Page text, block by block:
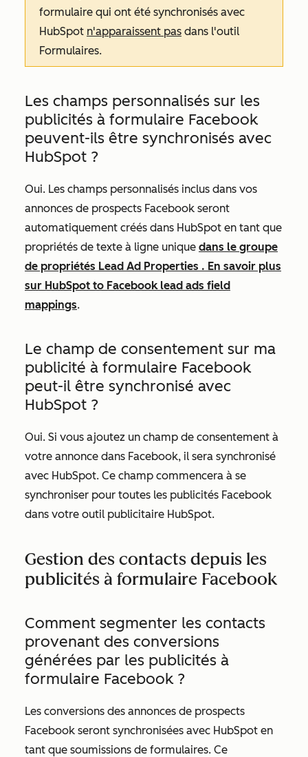
formulaire qui ont été synchronisés avec
HubSpot n'apparaissent pas dans l'outil
Formulaires.
Les champs personnalisés sur les
publicités à formulaire Facebook
peuvent-ils être synchronisés avec
HubSpot ?
Oui. Les champs personnalisés inclus dans vos
annonces de prospects Facebook seront
automatiquement créés dans HubSpot en tant que
propriétés de texte à ligne unique dans le groupe
de propriétés Lead Ad Properties . En savoir plus
sur HubSpot to Facebook lead ads field
mappings.
Le champ de consentement sur ma
publicité à formulaire Facebook
peut-il être synchronisé avec
HubSpot ?
Oui. Si vous ajoutez un champ de consentement à
votre annonce dans Facebook, il sera synchronisé
avec HubSpot. Ce champ commencera à se
synchroniser pour toutes les publicités Facebook
dans votre outil publicitaire HubSpot.
Gestion des contacts depuis les
publicités à formulaire Facebook
Comment segmenter les contacts
provenant des conversions
générées par les publicités à
formulaire Facebook ?
Les conversions des annonces de prospects
Facebook seront synchronisées avec HubSpot en
tant que soumissions de formulaires. Ce